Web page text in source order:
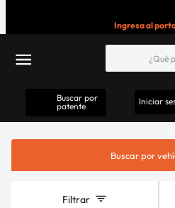
Ingresa al
Buscar por
patente
Buscar por
Filtrar